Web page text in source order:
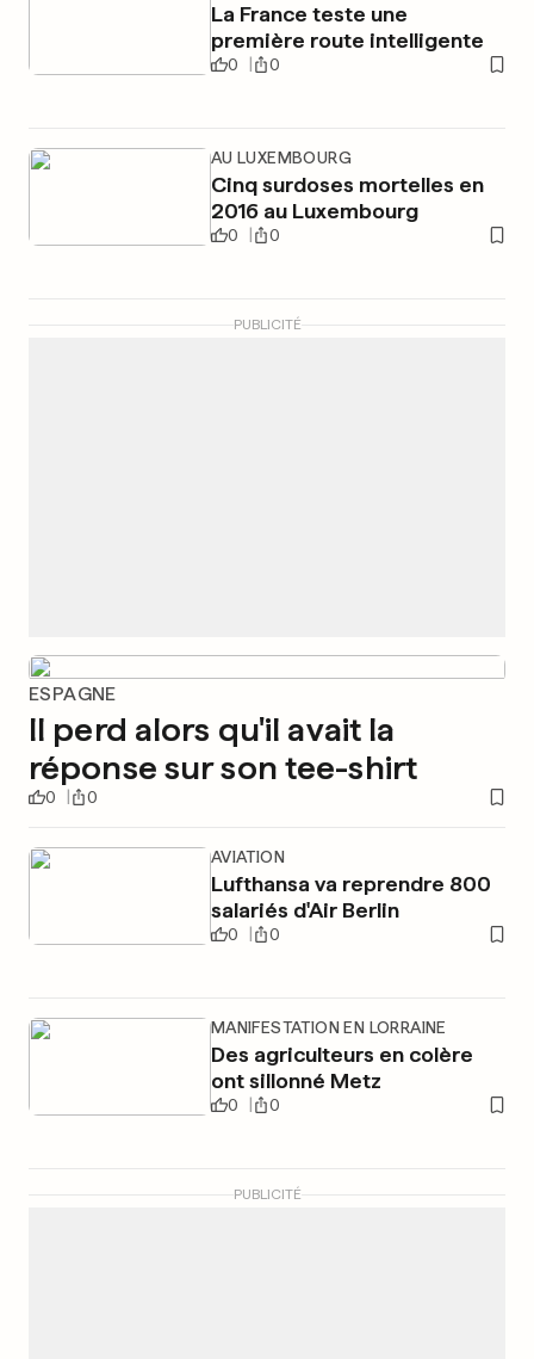
La France teste une
première route intelligente
0 0
AU LUXEMBOURG
Cinq surdoses mortelles en
2016 au Luxembourg
0 0
PUBLICITÉ
ESPAGNE
Il perd alors qu'il avait la
réponse sur son tee-shirt
0 0
AVIATION
Lufthansa va reprendre 800
salariés d'Air Berlin
0 0
MANIFESTATION EN LORRAINE
Des agriculteurs en colère
ont sillonné Metz
0 0
PUBLICITÉ